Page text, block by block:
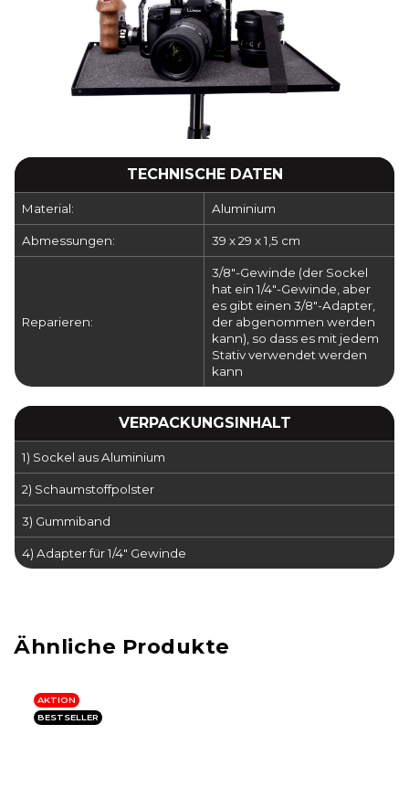
TECHNISCHE DATEN
Material: Aluminium
Abmessungen: 39 x 29 x 1,5 cm
Reparieren:
3/8"-Gewinde (der Sockel
hat ein 1/4"-Gewinde, aber
es gibt einen 3/8"-Adapter,
der abgenommen werden
kann), so dass es mit jedem
Stativ verwendet werden
kann
VERPACKUNGSINHALT
1) Sockel aus Aluminium
2) Schaumstoffpolster
3) Gummiband
4) Adapter für 1/4" Gewinde
AKTION
BESTSELLER